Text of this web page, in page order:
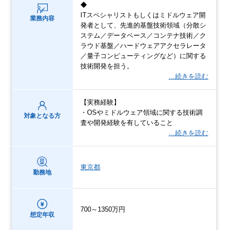
業務内容
◆
ITスペシャリストもしくはミドルウェア開
発者として、先進的基盤技術領域（分散シ
ステム／データベース／コンテナ技術／ク
ラウド基盤／ハードウェアアクセラレータ
／量子コンピューティングなど）に関する
技術開発を担う。
…続きを読む
対象となる方
【実務経験】
・OSやミドルウェア領域に関する技術調
査や開発経験を有していること
…続きを読む
勤務地
東京都
想定年収
700～1350万円